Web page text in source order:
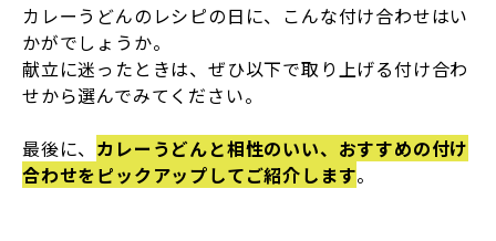
カレーうどんのレシピの日に、こんな付け合わせはい
かがでしょうか。
献立に迷ったときは、ぜひ以下で取り上げる付け合わ
せから選んでみてください。
最後に、 カレーうどんと相性のいい、おすすめの付け
合わせをピックアップしてご紹介します。